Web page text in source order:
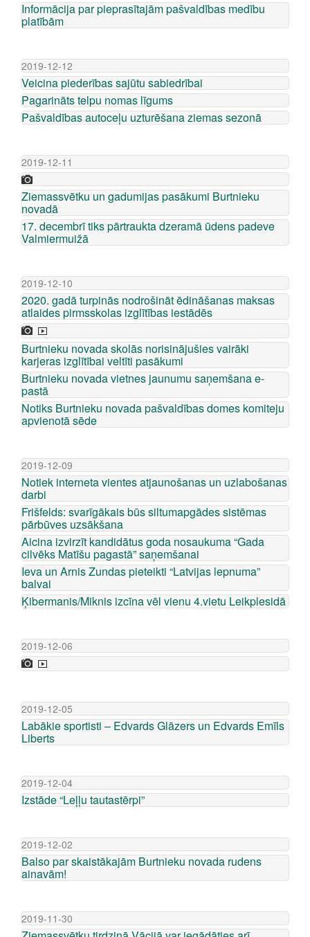
Informācija par pieprasītajām pašvaldības medību
platībām
2019-12-12
Veicina piederības sajūtu sabiedrībai
Pagarināts telpu nomas līgums
Pašvaldības autoceļu uzturēšana ziemas sezonā
2019-12-11
Ziemassvētku un gadumijas pasākumi Burtnieku
novadā
17. decembrī tiks pārtraukta dzeramā ūdens padeve
Valmiermuižā
2019-12-10
2020. gadā turpinās nodrošināt ēdināšanas maksas
atlaides pirmsskolas izglītības iestādēs
Burtnieku novada skolās norisinājušies vairāki
karjeras izglītībai veltīti pasākumi
Burtnieku novada vietnes jaunumu saņemšana e-
pastā
Notiks Burtnieku novada pašvaldības domes komiteju
apvienotā sēde
2019-12-09
Notiek interneta vientes atjaunošanas un uzlabošanas
darbi
Frišfelds: svarīgākais būs siltumapgādes sistēmas
pārbūves uzsākšana
Aicina izvirzīt kandidātus goda nosaukuma “Gada
cilvēks Matīšu pagastā” saņemšanai
Ieva un Arnis Zundas pieteikti “Latvijas lepnuma”
balvai
Ķibermanis/Miknis izcīna vēl vienu 4.vietu Leikplesidā
2019-12-06
2019-12-05
Labākie sportisti – Edvards Glāzers un Edvards Emīls
Liberts
2019-12-04
Izstāde “Leļļu tautastērpi”
2019-12-02
Balso par skaistākajām Burtnieku novada rudens
ainavām!
2019-11-30